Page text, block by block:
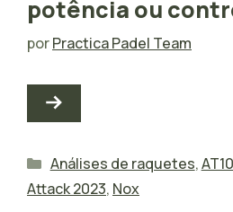
potência ou
porPractica Padel Team
Categorias
Análises de raquetes,
Attack 2023, Nox